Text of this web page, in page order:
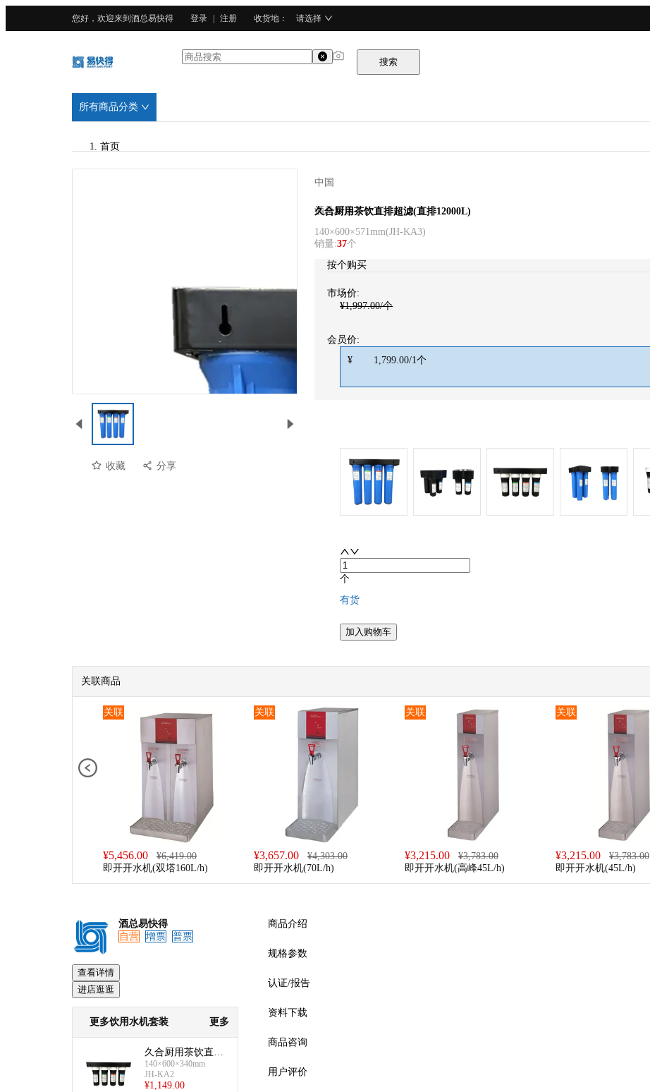
您好，欢迎来到酒总易快得 登录 注册 收货地 ： 请选择
搜索
所有商品分类
首页
预览
收藏 分享
中国
酒总精选
久合厨用茶饮直排超滤(直排12000L)
140×600×571mm(JH-KA3)
销量:37个
按个购买
市场价:
¥1,997.00/个
会员价:
¥
1,799.00/1个
个
有货
加入购物车
关联商品
¥5,456.00 ¥6,419.00
即开开水机(双塔160L/h)
关联
¥3,657.00 ¥4,303.00
即开开水机(70L/h)
关联
¥3,215.00 ¥3,783.00
即开开水机(高峰45L/h)
关联
¥3,215.00 ¥3,783.00
即开开水机(45L/h)
关联
酒总易快得
自营
增票 普票
查看详情
进店逛逛
更多饮用水机套装 更多
久合厨用茶饮直排
超滤(直排5000L)
140×600×340mm
JH-KA2
¥1,149.00
商品介绍
规格参数
认证/报告
资料下载
商品咨询
用户评价